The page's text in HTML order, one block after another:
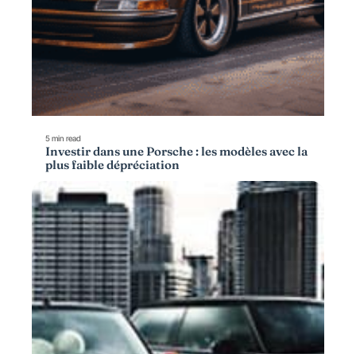
5 min read
Investir dans une Porsche : les modèles avec la
plus faible dépréciation